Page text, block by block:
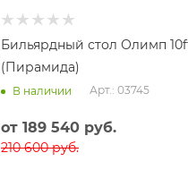
Бильярдный стол Олимп
(Пирамида)
В наличии Арт.: 03745
от 189 540 руб.
210 600 руб.